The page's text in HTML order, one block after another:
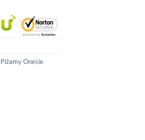
Piżamy Onesie